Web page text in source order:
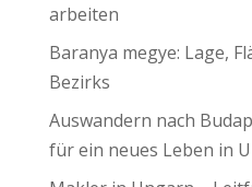
arbeiten
Baranya megye: Lage,
Bezirks
Auswandern nach
für ein neues Leben in